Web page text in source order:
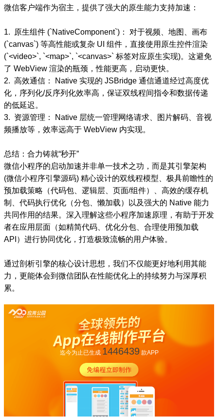
微信客户端作为宿主，提供了强大的原生能力支持加速：
1. 原生组件 (`NativeComponent`)： 对于视频、地图、画布
(`canvas`) 等高性能或复杂 UI 组件，直接使用原生控件渲染
(`<video>`, `<map>`, `<canvas>` 标签对应原生实现)。这避免
了 WebView 渲染的瓶颈，性能更高，启动更快。
2. 高效通信： Native 实现的 JSBridge 通信通道经过高度优
化，序列化/反序列化效率高，保证双线程间指令和数据传递
的低延迟。
3. 资源管理： Native 层统一管理网络请求、图片解码、音视
频播放等，效率远高于 WebView 内实现。
总结：合力铸就“秒开”
微信小程序的启动加速并非单一技术之功，而是其引擎架构
(微信小程序引擎源码) 精心设计的双线程模型、极具前瞻性的
预加载策略（代码包、逻辑层、页面/组件）、高效的缓存机
制、代码执行优化（分包、懒加载）以及强大的 Native 能力
共同作用的结果。深入理解这些小程序加速原理，有助于开发
者在应用层面（如精简代码、优化分包、合理使用预加载
API）进行协同优化，打造极致流畅的用户体验。
通过剖析引擎的核心设计思想，我们不仅能更好地利用其能
力，更能体会到微信团队在性能优化上的持续努力与深厚积
累。
迄今为止已生成 1446439款APP